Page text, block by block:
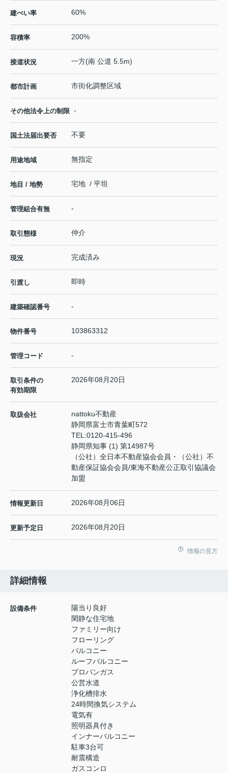
建ぺい率 60%
容積率 200%
接道状況 一方(南 公道 5.5m)
都市計画 市街化調整区域
その他法令上の制限 -
国土法届出要否 不要
用途地域 無指定
地目 / 地勢 宅地 / 平坦
管理組合有無 -
取引態様 仲介
現況 完成済み
引渡し 即時
建築確認番号 -
物件番号 103863312
管理コード -
取引条件の
有効期限
2026年08月20日
取扱会社
nattoku不動産
静岡県富士市青葉町572
TEL:0120-415-496
静岡県知事 (1) 第14987号
（公社）全日本不動産協会会員・（公社）不
動産保証協会会員/東海不動産公正取引協議会
加盟
情報更新日 2026年08月06日
更新予定日 2026年08月20日
情報の見方
詳細情報
設備条件
陽当り良好
閑静な住宅地
ファミリー向け
フローリング
バルコニー
ルーフバルコニー
プロパンガス
公営水道
浄化槽排水
24時間換気システム
電気有
照明器具付き
インナーバルコニー
駐車3台可
耐震構造
ガスコンロ